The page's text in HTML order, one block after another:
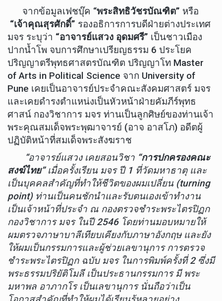
จากข้อมูลเฟชบุ๊ค “พระสิทธิวัชรบัณฑิต” หรือ
“เจ้าคุณสุรศักดิ์” รองอธิการการบดีฝ่ายต่างประเทศ
มจร ระบุว่า “อาจารย์แสวง อุดมศรี” เป็นชาวเมือง
ปากน้ำโพ จบการศึกษาเปรียญธรรม 6 ประโยค
ปริญญาตรีพุทธศาสตรบัณฑิต ปริญญาโท Master
of Arts in Political Science จาก University of
Pune เคยเป็นอาจารย์ประจำคณะสังคมศาสตร์ มจร
และเคยดำรงตำแหน่งเป็นหัวหน้าฝ่ายคัมภีร์พุทธ
ศาสน์ กองวิชาการ มจร ท่านเป็นลูกศิษย์ของท่านเจ้า
พระคุณสมเด็จพระพุฒาจารย์ (อาจ อาสโภ) อดีตผู้
ปฏิบัติหน้าที่สมเด็จพระสังฆราช
“อาจารย์แสวง เคยสอนวิชา “การปกครองคณะ
สงฆ์ไทย”เมื่อครั้งเรียน มจร ปี 1 ที่วัดมหาธาตุ และ
เป็นบุคคลสำคัญที่ทำให้ชีวิตของผมเปลี่ยน (turning
point) ท่านเป็นคนชักนำและรับตนเองเข้าทำงาน
เป็นเจ้าหน้าที่ประจำ ณ กองตรวจชำระพระไตรปิฏก
กองวิชาการ มจร ในปี 2546 โดยท่านมอบหมายให้
ผมตรวจภาษาบาลีเทียบเคียงกับภาษาอังกฤษ และยัง
ให้ผมเป็นกรรมการและผู้ช่วยเลขานุการ การตรวจ
ชำระพระไตรปิฏก ฉบับ มจร ในการพิมพ์ครั้งที่ 2 ซึ่งมี
พระธรรมปริยัติโมลี เป็นประธานกรรมการ มี พระ
มหาพล อาภากโร เป็นเลขานุการ นั่นถือว่าเป็น